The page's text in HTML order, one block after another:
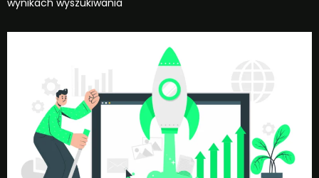
wynikach wyszukiwania